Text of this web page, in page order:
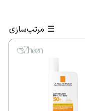
☰ مرتب‌سازی